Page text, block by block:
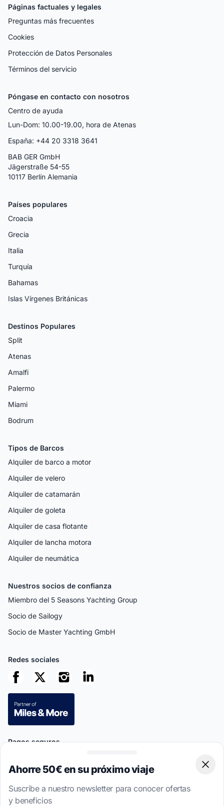
Páginas factuales y legales
Preguntas más frecuentes
Cookies
Protección de Datos Personales
Términos del servicio
Póngase en contacto con nosotros
Centro de ayuda
Lun-Dom: 10.00-19.00, hora de Atenas
España: +44 20 3318 3641
BAB GER GmbH
Jägerstraße 54-55
10117 Berlín Alemania
Países populares
Croacia
Grecia
Italia
Turquía
Bahamas
Islas Vírgenes Británicas
Destinos Populares
Split
Atenas
Amalfi
Palermo
Miami
Bodrum
Tipos de Barcos
Alquiler de barco a motor
Alquiler de velero
Alquiler de catamarán
Alquiler de goleta
Alquiler de casa flotante
Alquiler de lancha motora
Alquiler de neumática
Nuestros socios de confianza
Miembro del 5 Seasons Yachting Group
Socio de Sailogy
Socio de Master Yachting GmbH
Redes sociales
Pagos seguros
Ahorre 50€ en su próximo viaje
Suscribe a nuestro newsletter para conocer ofertas
y beneficios